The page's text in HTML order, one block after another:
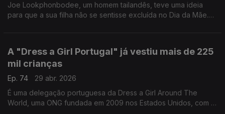
Joe Lookphonbodee, um homem tailandês, teve uma ideia
para que a sua filha não se sentisse excluída no Dia da Mãe.
A "Dress a Girl Portugal" já vestiu mais de 225
mil crianças
Ep. 74
29 abr. 2026
É uma delegação portuguesa da Dress a Girl Around The
World, uma ONG fundada em 2009 nos Estados Unidos, com a